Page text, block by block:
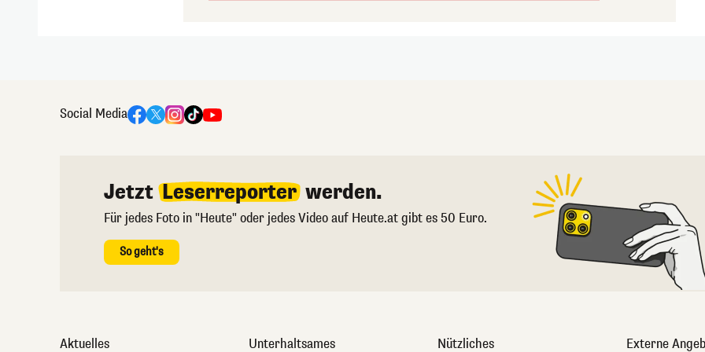
Social Media
Jetzt Leserreporter werden.
Für jedes Foto in "Heute" oder jedes Video auf Heute.at gibt es 50 Euro.
So geht's
Aktuelles Unterhaltsames Nützliches Externe